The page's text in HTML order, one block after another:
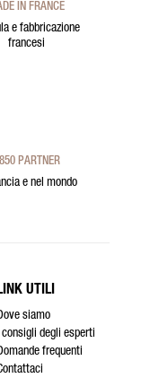
IN FRANCE
e fabbricazione
francesi
PARTNER
e nel mondo
UTILI
siamo
consigli degli esperti
frequenti